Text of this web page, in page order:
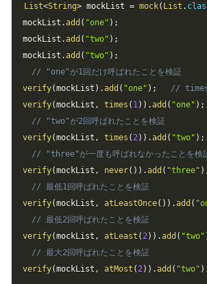
List<String> mockList = mock( List .
mockList .add ( "one" ) ;
mockList .add ( "two" ) ;
mockList .add ( "two" ) ;
// "one"が1回だけ呼ばれたことを検証
verify(mockList ) .add ( "one" ) ;
//
verify(mockList , times ( 1 ) ) .add ( "one" ) ;
// "two"が2回呼ばれたことを検証
verify(mockList , times ( 2 ) ) .add ( "two" ) ;
// "three"が一度も呼ばれなかったことを検
verify(mockList , never( ) ) .add ( "three" )
// 最低1回呼ばれたことを検証
verify(mockList , atLeastOnce( ) ) .add (
// 最低2回呼ばれたことを検証
verify(mockList , atLeast ( 2 ) ) .add ( "two"
// 最大2回呼ばれたことを検証
verify(mockList , atMost ( 2 ) ) .add ( "two" )